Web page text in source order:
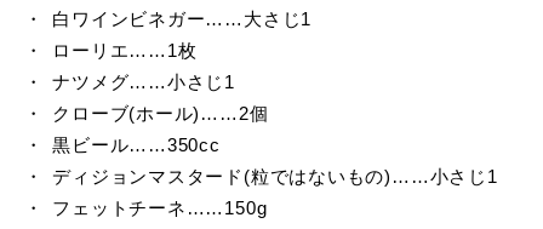
白ワインビネガー……大さじ1
ローリエ……1枚
ナツメグ……小さじ1
クローブ(ホール)……2個
黒ビール……350cc
ディジョンマスタード(粒ではないもの)……小さじ1
フェットチーネ……150g